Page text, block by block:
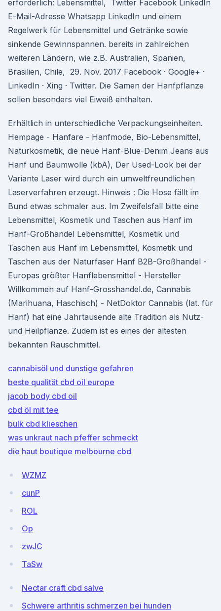
erforderlich: Lebensmittel, Twitter Facebook LinkedIn
E-Mail-Adresse Whatsapp LinkedIn und einem
Regelwerk für Lebensmittel und Getränke sowie
sinkende Gewinnspannen. bereits in zahlreichen
weiteren Ländern, wie z.B. Australien, Spanien,
Brasilien, Chile, 29. Nov. 2017 Facebook · Google+ ·
LinkedIn · Xing · Twitter. Die Samen der Hanfpflanze
sollen besonders viel Eiweiß enthalten.
Erhältlich in unterschiedliche Verpackungseinheiten.
Hempage - Hanfare - Hanfmode, Bio-Lebensmittel,
Naturkosmetik, die neue Hanf-Blue-Denim Jeans aus
Hanf und Baumwolle (kbA), Der Used-Look bei der
Variante Laser wird durch ein umweltfreundlichen
Laserverfahren erzeugt. Hinweis : Die Hose fällt im
Bund etwas schmaler aus. Im Zweifelsfall bitte eine
Lebensmittel, Kosmetik und Taschen aus Hanf im
Hanf-Großhandel Lebensmittel, Kosmetik und
Taschen aus Hanf im Lebensmittel, Kosmetik und
Taschen aus der Naturfaser Hanf B2B-Großhandel -
Europas größter Hanflebensmittel - Hersteller
Willkommen auf Hanf-Grosshandel.de, Cannabis
(Marihuana, Haschisch) - NetDoktor Cannabis (lat. für
Hanf) hat eine Jahrtausende alte Tradition als Nutz-
und Heilpflanze. Zudem ist es eines der ältesten
bekannten Rauschmittel.
cannabisöl und dunstige gefahren
beste qualität cbd oil europe
jacob body cbd oil
cbd öl mit tee
bulk cbd klieschen
was unkraut nach pfeffer schmeckt
die haut boutique melbourne cbd
WZMZ
cunP
ROL
Op
zwJC
TaSw
Nectar craft cbd salve
Schwere arthritis schmerzen bei hunden